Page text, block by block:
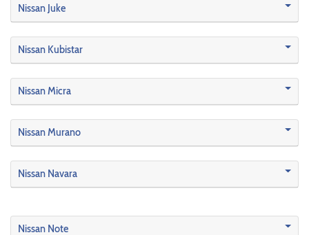
Nissan Juke
Nissan Kubistar
Nissan Micra
Nissan Murano
Nissan Navara
Nissan Note